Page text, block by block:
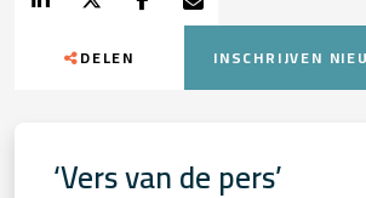
DELEN INSCHRIJVEN
‘Vers van de pers’